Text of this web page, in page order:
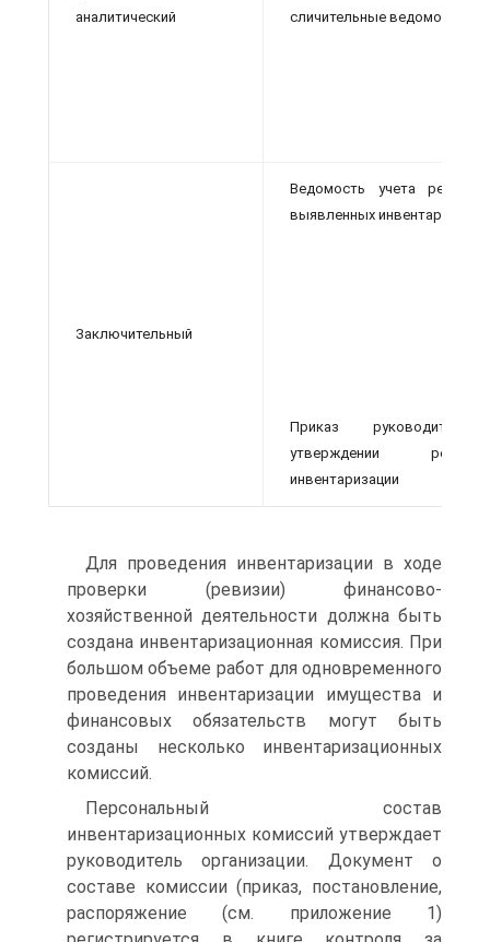
аналитический
сличительные ведомости
Заключительный
Ведомость учета
выявленных
Приказ
утверждении
инвентаризации
Для проведения инвентаризации в ходе
проверки (ревизии) финансово-
хозяйственной деятельности должна быть
создана инвентаризационная комиссия. При
большом объеме работ для одновременного
проведения инвентаризации имущества и
финансовых обязательств могут быть
созданы несколько инвентаризационных
комиссий.
Персональный состав
инвентаризационных комиссий утверждает
руководитель организации. Документ о
составе комиссии (приказ, постановление,
распоряжение (см. приложение 1)